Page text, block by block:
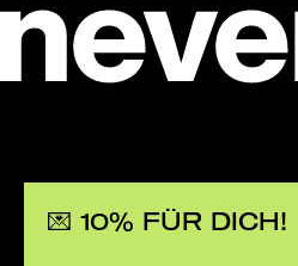
💌 10% FÜR DICH!